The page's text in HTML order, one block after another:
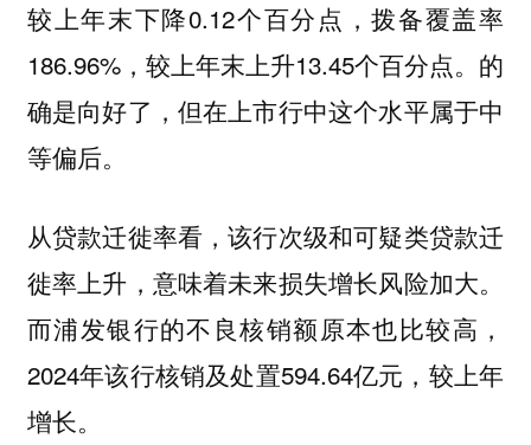
较上年末下降0.12个百分点，拨备覆盖率
186.96%，较上年末上升13.45个百分点。的
确是向好了，但在上市行中这个水平属于中
等偏后。
从贷款迁徙率看，该行次级和可疑类贷款迁
徙率上升，意味着未来损失增长风险加大。
而浦发银行的不良核销额原本也比较高，
2024年该行核销及处置594.64亿元，较上年
增长。